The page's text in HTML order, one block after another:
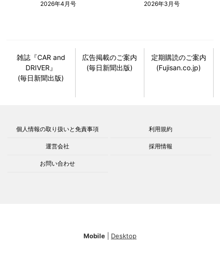
2026年4月号 2026年3月号
雑誌『CAR and
DRIVER』
(毎日新聞出版)
広告掲載のご案内
(毎日新聞出版)
定期購読のご案内
(Fujisan.co.jp)
個人情報の取り扱いと免責事項 利用規約
運営会社 採用情報
お問い合わせ
Mobile Desktop